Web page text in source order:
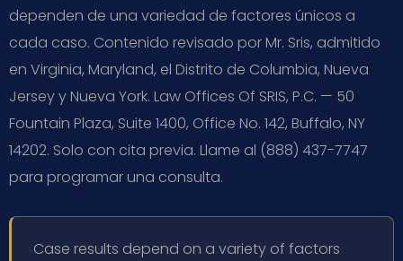
dependen de una variedad de factores únicos a
cada caso. Contenido revisado por Mr. Sris, admitido
en Virginia, Maryland, el Distrito de Columbia, Nueva
Jersey y Nueva York. Law Offices Of SRIS, P.C. — 50
Fountain Plaza, Suite 1400, Office No. 142, Buffalo, NY
14202. Solo con cita previa. Llame al (888) 437-7747
para programar una consulta.
Case results depend on a variety of factors